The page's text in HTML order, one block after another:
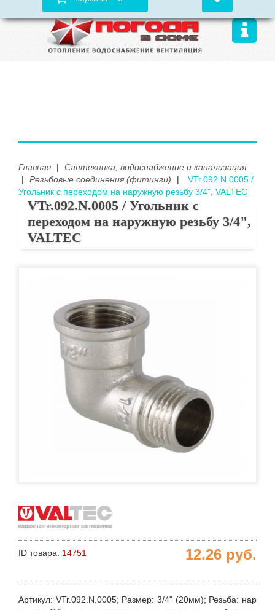
Главная |
Сантехника, водоснабжение и канализация
|
Резьбовые соединения (фитинги) |
VTr.092.N.0005 /
Угольник с переходом на наружную резьбу 3/4", VALTEC
VTr.092.N.0005 / Угольник с
переходом на наружную резьбу 3/4",
VALTEC
ID товара: 14751 12.26 руб.
Артикул: VTr.092.N.0005; Размер: 3/4" (20мм); Резьба: нар